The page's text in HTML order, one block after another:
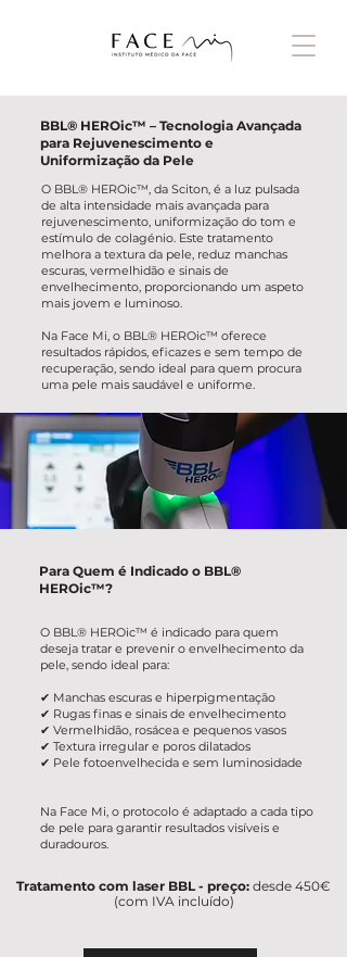
BBL® HEROic™ – Tecnologia Avançada
para Rejuvenescimento e
Uniformização da Pele
O BBL® HEROic™, da Sciton, é a luz pulsada
de alta intensidade mais avançada para
rejuvenescimento, uniformização do tom e
estímulo de colagénio. Este tratamento
melhora a textura da pele, reduz manchas
escuras, vermelhidão e sinais de
envelhecimento, proporcionando um aspeto
mais jovem e luminoso.
Na Face Mi, o BBL® HEROic™ oferece
resultados rápidos, eficazes e sem tempo de
recuperação, sendo ideal para quem procura
uma pele mais saudável e uniforme.
Para Quem é Indicado o BBL®
HEROic™?
O BBL® HEROic™ é indicado para quem
deseja tratar e prevenir o envelhecimento da
pele, sendo ideal para:
✔ Manchas escuras e hiperpigmentação
✔ Rugas finas e sinais de envelhecimento
✔ Vermelhidão, rosácea e pequenos vasos
✔ Textura irregular e poros dilatados
✔ Pele fotoenvelhecida e sem luminosidade
Na Face Mi, o protocolo é adaptado a cada tipo
de pele para garantir resultados visíveis e
duradouros.
Tratamento com laser BBL - preço: desde 450€
(com IVA incluído)